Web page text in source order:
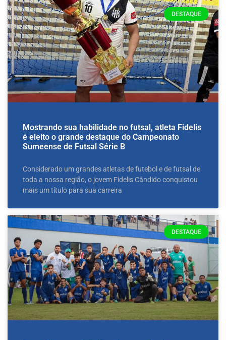
DESTAQUE
Mostrando sua habilidade no futsal, atleta Fidelis
é eleito o grande destaque do Campeonato
Sumeense de Futsal Série B
Considerado um grandes atletas de futebol e de futsal de
toda a nossa região, o jovem Fidelis Cândido conquistou
mais um título para sua carreira
DESTAQUE